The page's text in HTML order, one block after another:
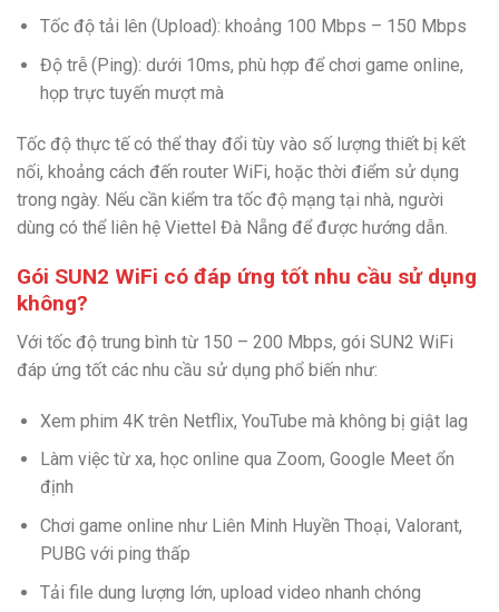
Tốc độ tải lên (Upload): khoảng 100 Mbps – 150 Mbps
Độ trễ (Ping): dưới 10ms, phù hợp để chơi game online,
họp trực tuyến mượt mà
Tốc độ thực tế có thể thay đổi tùy vào số lượng thiết bị kết
nối, khoảng cách đến router WiFi, hoặc thời điểm sử dụng
trong ngày. Nếu cần kiểm tra tốc độ mạng tại nhà, người
dùng có thể liên hệ Viettel Đà Nẵng để được hướng dẫn.
Gói SUN2 WiFi có đáp ứng tốt nhu cầu sử dụng
không?
Với tốc độ trung bình từ 150 – 200 Mbps, gói SUN2 WiFi
đáp ứng tốt các nhu cầu sử dụng phổ biến như:
Xem phim 4K trên Netflix, YouTube mà không bị giật lag
Làm việc từ xa, học online qua Zoom, Google Meet ổn
định
Chơi game online như Liên Minh Huyền Thoại, Valorant,
PUBG với ping thấp
Tải file dung lượng lớn, upload video nhanh chóng